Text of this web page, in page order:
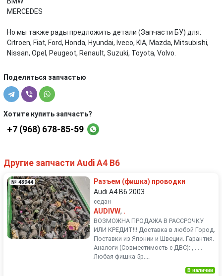
MERCEDES
Но мы также рады предложить детали (Запчасти БУ) для:
Citroen, Fiat, Ford, Honda, Hyundai, Iveco, KIA, Mazda, Mitsubishi,
Nissan, Opel, Peugeot, Renault, Suzuki, Toyota, Volvo.
Поделиться запчастью
Хотите купить запчасть?
+7 (968) 678-85-59
Другие запчасти Audi A4 B6
№ 48944
Разъем (фишка) проводки
Audi A4 B6 2003
седан
AUDIVW, .
ВОЗМОЖНА ПРОДАЖА В РАССРОЧКУ
ИЛИ КРЕДИТ!!! Доставка в любой Город.
Поставки из Японии и Швеции. Гарантия.
Аналоги (Совместимость с ДВС): , . . .
Любая фишка 5р....
В наличии